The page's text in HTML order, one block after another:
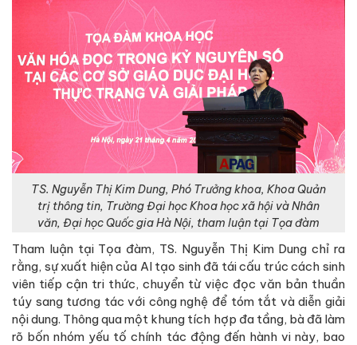
TS. Nguyễn Thị Kim Dung, Phó Trưởng khoa, Khoa Quản
trị thông tin, Trường Đại học Khoa học xã hội và Nhân
văn, Đại học Quốc gia Hà Nội, tham luận tại Tọa đàm
Tham luận tại Tọa đàm, TS. Nguyễn Thị Kim Dung chỉ ra
rằng, sự xuất hiện của AI tạo sinh đã tái cấu trúc cách sinh
viên tiếp cận tri thức, chuyển từ việc đọc văn bản thuần
túy sang tương tác với công nghệ để tóm tắt và diễn giải
nội dung. Thông qua một khung tích hợp đa tầng, bà đã làm
rõ bốn nhóm yếu tố chính tác động đến hành vi này, bao